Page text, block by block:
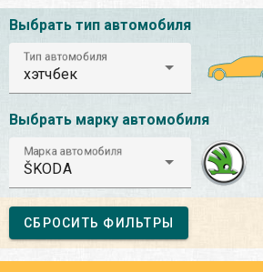
Выбрать тип автомобиля
Тип автомобиля
хэтчбек
Выбрать марку автомобиля
Марка автомобиля
ŠKODA
СБРОСИТЬ ФИЛЬТРЫ